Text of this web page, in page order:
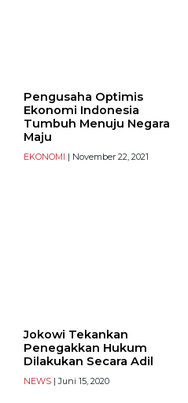
Pengusaha Optimis
Ekonomi Indonesia
Tumbuh Menuju Negara
Maju
EKONOMI | November 22, 2021
Jokowi Tekankan
Penegakkan Hukum
Dilakukan Secara Adil
NEWS | Juni 15, 2020